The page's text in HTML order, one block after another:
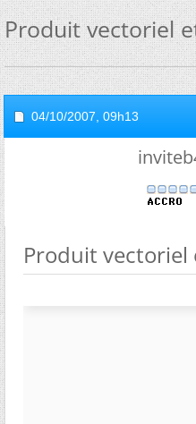
Produit vectoriel
04/10/2007, 09h13
Produit vectoriel